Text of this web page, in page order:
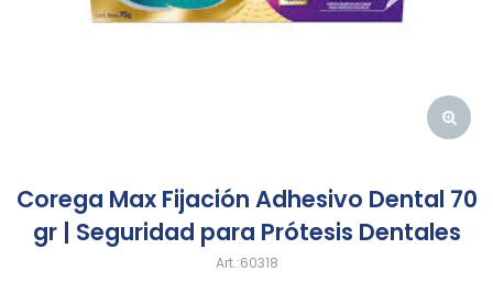
Corega Max Fijación Adhesivo Dental 70
gr | Seguridad para Prótesis Dentales
60318